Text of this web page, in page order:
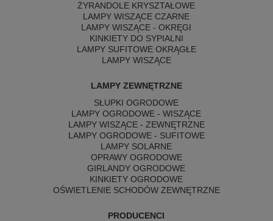
ŻYRANDOLE KRYSZTAŁOWE
LAMPY WISZĄCE CZARNE
LAMPY WISZĄCE - OKRĘGI
KINKIETY DO SYPIALNI
LAMPY SUFITOWE OKRĄGŁE
LAMPY WISZĄCE
LAMPY ZEWNĘTRZNE
SŁUPKI OGRODOWE
LAMPY OGRODOWE - WISZĄCE
LAMPY WISZĄCE - ZEWNĘTRZNE
LAMPY OGRODOWE - SUFITOWE
LAMPY SOLARNE
OPRAWY OGRODOWE
GIRLANDY OGRODOWE
KINKIETY OGRODOWE
OŚWIETLENIE SCHODÓW ZEWNĘTRZNE
PRODUCENCI